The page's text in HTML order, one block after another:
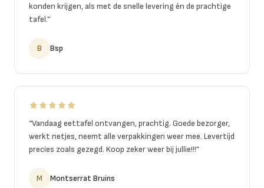
konden krijgen, als met de snelle levering én de prachtige
tafel.”
B Bsp
“Vandaag eettafel ontvangen, prachtig. Goede bezorger,
werkt netjes, neemt alle verpakkingen weer mee. Levertijd
precies zoals gezegd. Koop zeker weer bij jullie!!!”
M Montserrat Bruins